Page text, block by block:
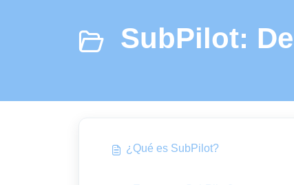
SubPilot:
¿Qué es SubPilot?